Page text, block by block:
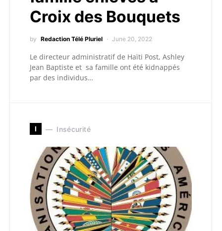
Croix des Bouquets
by Redaction Télé Pluriel June 20, 2022
Le directeur administratif de Haïti Post, Ashley
Jean Baptiste et sa famille ont été kidnappés
par des individus…
I Insécurité